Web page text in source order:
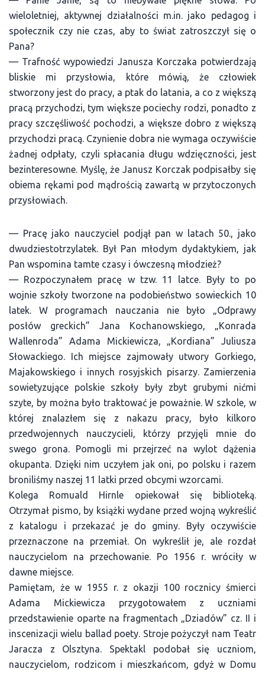
wieloletniej, aktywnej działalności m.in. jako pedagog i
społecznik czy nie czas, aby to świat zatroszczył się o
Pana?
— Trafność wypowiedzi Janusza Korczaka potwierdzają
bliskie mi przysłowia, które mówią, że człowiek
stworzony jest do pracy, a ptak do latania, a co z większą
pracą przychodzi, tym większe pociechy rodzi, ponadto z
pracy szczęśliwość pochodzi, a większe dobro z większą
przychodzi pracą. Czynienie dobra nie wymaga oczywiście
żadnej odpłaty, czyli spłacania długu wdzięczności, jest
bezinteresowne. Myślę, że Janusz Korczak podpisałby się
obiema rękami pod mądrością zawartą w przytoczonych
przysłowiach.
— Pracę jako nauczyciel podjął pan w latach 50., jako
dwudziestotrzylatek. Był Pan młodym dydaktykiem, jak
Pan wspomina tamte czasy i ówczesną młodzież?
— Rozpoczynałem pracę w tzw. 11 latce. Były to po
wojnie szkoły tworzone na podobieństwo sowieckich 10
latek. W programach nauczania nie było „Odprawy
posłów greckich” Jana Kochanowskiego, „Konrada
Wallenroda” Adama Mickiewicza, „Kordiana” Juliusza
Słowackiego. Ich miejsce zajmowały utwory Gorkiego,
Majakowskiego i innych rosyjskich pisarzy. Zamierzenia
sowietyzujące polskie szkoły były zbyt grubymi nićmi
szyte, by można było traktować je poważnie. W szkole, w
której znalazłem się z nakazu pracy, było kilkoro
przedwojennych nauczycieli, którzy przyjęli mnie do
swego grona. Pomogli mi przejrzeć na wylot dążenia
okupanta. Dzięki nim uczyłem jak oni, po polsku i razem
broniliśmy naszej 11 latki przed obcymi wzorcami.
Kolega Romuald Hirnle opiekował się biblioteką.
Otrzymał pismo, by książki wydane przed wojną wykreślić
z katalogu i przekazać je do gminy. Były oczywiście
przeznaczone na przemiał. On wykreślił je, ale rozdał
nauczycielom na przechowanie. Po 1956 r. wróciły w
dawne miejsce.
Pamiętam, że w 1955 r. z okazji 100 rocznicy śmierci
Adama Mickiewicza przygotowałem z uczniami
przedstawienie oparte na fragmentach „Dziadów” cz. II i
inscenizacji wielu ballad poety. Stroje pożyczył nam Teatr
Jaracza z Olsztyna. Spektakl podobał się uczniom,
nauczycielom, rodzicom i mieszkańcom, gdyż w Domu